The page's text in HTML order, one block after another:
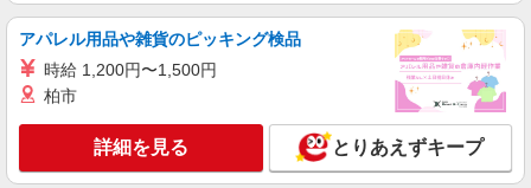
姫路市飾磨区
キープ 詳細を見る
派遣社員
株式会社kotrio /●KB-H-1900101
京口駅＊医療現場を支える看護助手＊嬉しい高
アパレル用品や雑貨のピッキング検品
時給 1,200円〜1,500円
柏市
詳細を見る とりあえずキープ